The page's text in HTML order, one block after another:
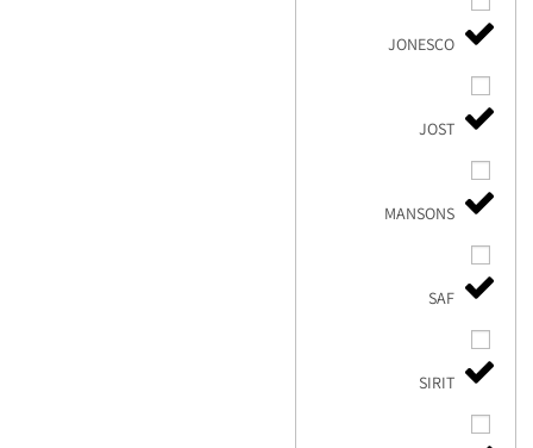
JONESCO
JOST
MANSONS
SAF
SIRIT